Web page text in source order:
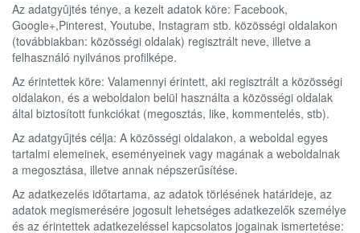
Az adatgyûjtés ténye, a kezelt adatok köre: Facebook,
Google+,Pinterest, Youtube, Instagram stb. közösségi oldalakon
(továbbiakban: közösségi oldalak) regisztrált neve, illetve a
felhasználó nyilvános profilképe.
Az érintettek köre: Valamennyi érintett, aki regisztrált a közösségi
oldalakon, és a weboldalon belül használta a közösségi oldalak
által biztosított funkciókat (megosztás, like, kommentelés, stb).
Az adatgyűjtés célja: A közösségi oldalakon, a weboldal egyes
tartalmi elemeinek, eseményeinek vagy magának a weboldalnak
a megosztása, illetve annak népszerűsítése.
Az adatkezelés időtartama, az adatok törlésének határideje, az
adatok megismerésére jogosult lehetséges adatkezelők személye
és az érintettek adatkezeléssel kapcsolatos jogainak ismertetése: